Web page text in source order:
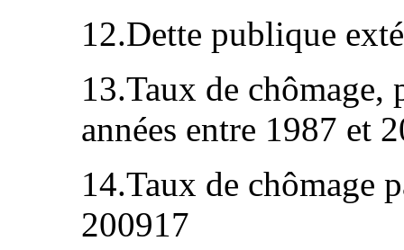
12.Dette publique
13.Taux de chômage,
années entre 1987 et
14.Taux de chômage
200917